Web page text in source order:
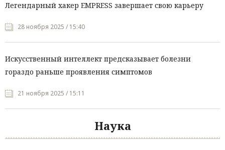
Легендарный хакер EMPRESS завершает свою карьеру
28 ноября 2025 / 15:40
Искусственный интеллект предсказывает болезни
гораздо раньше проявления симптомов
21 ноября 2025 / 15:11
Наука